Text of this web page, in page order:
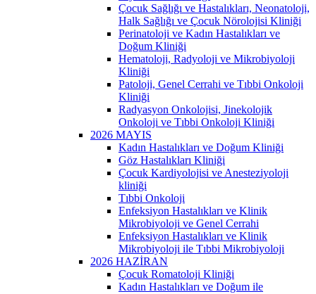
Çocuk Sağlığı ve Hastalıkları, Neonatoloji,
Halk Sağlığı ve Çocuk Nörolojisi Kliniği
Perinatoloji ve Kadın Hastalıkları ve
Doğum Kliniği
Hematoloji, Radyoloji ve Mikrobiyoloji
Kliniği
Patoloji, Genel Cerrahi ve Tıbbi Onkoloji
Kliniği
Radyasyon Onkolojisi, Jinekolojik
Onkoloji ve Tıbbi Onkoloji Kliniği
2026 MAYIS
Kadın Hastalıkları ve Doğum Kliniği
Göz Hastalıkları Kliniği
Çocuk Kardiyolojisi ve Anesteziyoloji
kliniği
Tıbbi Onkoloji
Enfeksiyon Hastalıkları ve Klinik
Mikrobiyoloji ve Genel Cerrahi
Enfeksiyon Hastalıkları ve Klinik
Mikrobiyoloji ile Tıbbi Mikrobiyoloji
2026 HAZİRAN
Çocuk Romatoloji Kliniği
Kadın Hastalıkları ve Doğum ile